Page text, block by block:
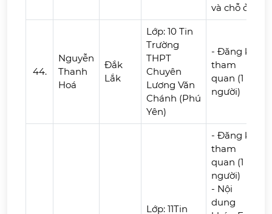
và chỗ ở
44.
Nguyễn
Thanh
Hoá
Đắk
Lắk
Lớp: 10 Tin
Trường
THPT
Chuyên
Lương Văn
Chánh (Phú
Yên)
- Đăng ký
tham
quan (1
người)
Lớp: 11Tin
- Đăng ký
tham
quan (1
người)
- Nội
dung